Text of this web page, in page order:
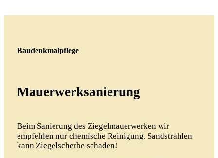
Baudenkmalpflege
Mauerwerksanierung
Beim Sanierung des Ziegelmauerwerken wir
empfehlen nur chemische Reinigung. Sandstrahlen
kann Ziegelscherbe schaden!